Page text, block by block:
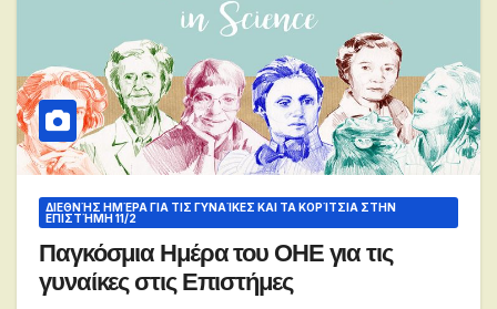
ΔΙΕΘΝΉΣ ΗΜΈΡΑ ΓΙΑ ΤΙΣ ΓΥΝΑΊΚΕΣ ΚΑΙ ΤΑ ΚΟΡΊΤΣΙΑ ΣΤΗΝ
ΕΠΙΣΤΉΜΗ 11/2
Παγκόσμια Ημέρα του ΟΗΕ για τις
γυναίκες στις Επιστήμες